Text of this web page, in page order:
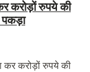
करोड़ों रुपये की
पकड़ा
कर करोड़ों रुपये की